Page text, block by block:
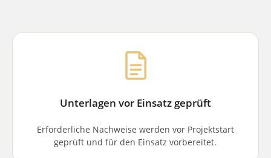
Unterlagen vor Einsatz geprüft
Erforderliche Nachweise werden vor Projektstart
geprüft und für den Einsatz vorbereitet.